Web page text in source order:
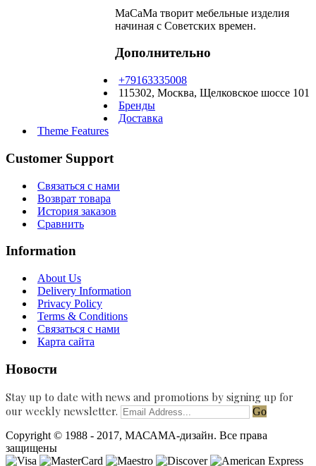
МаСаМа творит мебельные изделия
начиная с Советских времен.
Дополнительно
+79163335008
115302, Москва, Щелковское шоссе 101
Бренды
Доставка
Theme Features
Customer Support
Связаться с нами
Возврат товара
История заказов
Сравнить
Information
About Us
Delivery Information
Privacy Policy
Terms & Conditions
Связаться с нами
Карта сайта
Новости
Stay up to date with news and promotions by signing up for
our weekly newsletter.
Go
Copyright © 1988 - 2017, МАСАМА-дизайн. Все права
защищены